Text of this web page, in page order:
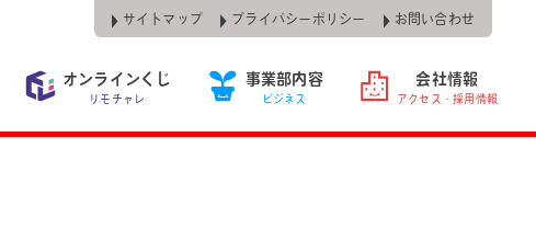
サイトマップ プライバシーポリシー お問い合わせ
オンラインくじ
リモチャレ
事業部内容
ビジネス
会社情報
アクセス・採用情報